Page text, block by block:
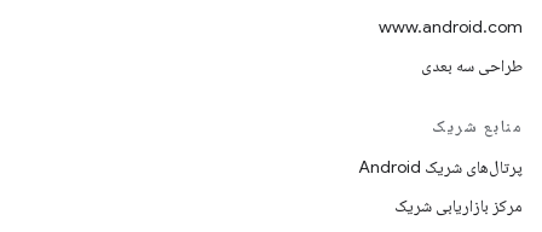
www.android.com
طراحی سه بعدی
منابع شریک
پرتال‌های شریک Android
مرکز بازاریابی شریک